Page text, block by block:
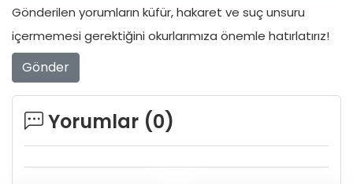
Gönderilen yorumların küfür, hakaret ve suç unsuru
içermemesi gerektiğini okurlarımıza önemle hatırlatırız!
Gönder
Yorumlar (0)